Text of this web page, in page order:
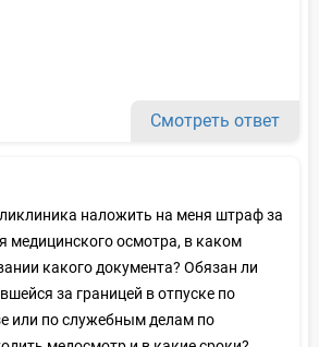
Смотреть ответ
наложить на меня штраф за
медицинского осмотра, в каком
какого документа? Обязан ли
за границей в отпуске по
или по служебным делам по